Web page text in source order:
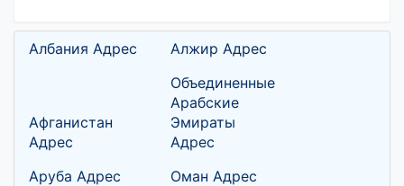
Албания Адрес Алжир Адрес
Афганистан
Адрес
Объединенные
Арабские
Эмираты
Адрес
Аруба Адрес
Оман Адрес